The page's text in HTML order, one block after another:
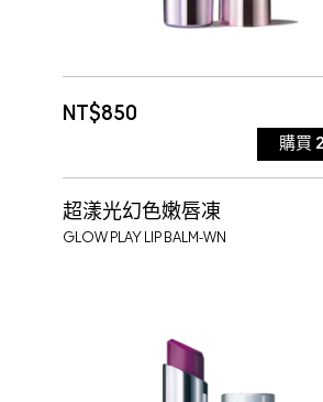
NT$850
購買 2
WARM TEDDY
超漾光幻色嫩唇凍
GLOW PLAY LIP BALM-WN